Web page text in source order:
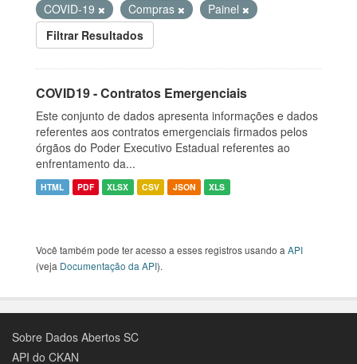
COVID-19
Compras
Painel
Filtrar Resultados
COVID19 - Contratos Emergenciais
Este conjunto de dados apresenta informações e dados
referentes aos contratos emergenciais firmados pelos
órgãos do Poder Executivo Estadual referentes ao
enfrentamento da...
HTML PDF XLSX CSV JSON XLS
Você também pode ter acesso a esses registros usando a API
(veja Documentação da API).
Sobre Dados Abertos SC
API do CKAN